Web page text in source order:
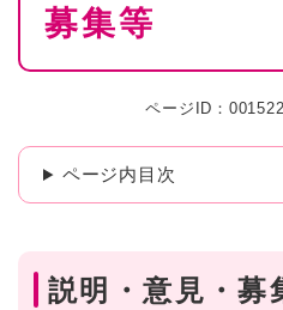
募集等
ページID：
ページ内目次
説明・意見・募